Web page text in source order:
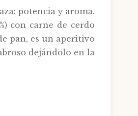
potencia y aroma.
con carne de cerdo
pan, es un aperitivo
dejándolo en la